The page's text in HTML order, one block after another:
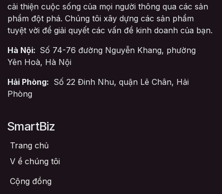
cải thiện cuộc sống của mọi người thông qua các sản
phẩm đột phá. Chúng tôi xây dựng các sản phẩm
tuyệt vời để giải quyết các vấn đề kinh doanh của bạn.
Hà Nội: Số 74-76 đường Nguyễn Khang, phường
Yên Hoà, Hà Nội
Hải Phòng: Số 22 Đinh Nhu, quận Lê Chân, Hải
Phòng
SmartBiz
Trang chủ
V ề chúng tôi
Cộng đồng